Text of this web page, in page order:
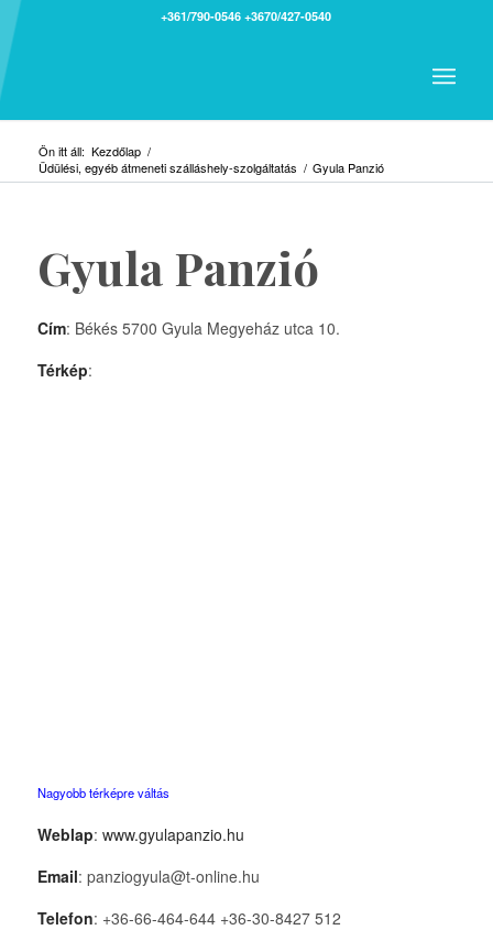
+361/790-0546 +3670/427-0540
Ön itt áll: Kezdőlap /
Üdülési, egyéb átmeneti szálláshely-szolgáltatás / Gyula Panzió
Gyula Panzió
Cím: Békés 5700 Gyula Megyeház utca 10.
Térkép:
Nagyobb térképre váltás
Weblap: www.gyulapanzio.hu
Email: panziogyula@t-online.hu
Telefon: +36-66-464-644 +36-30-8427 512